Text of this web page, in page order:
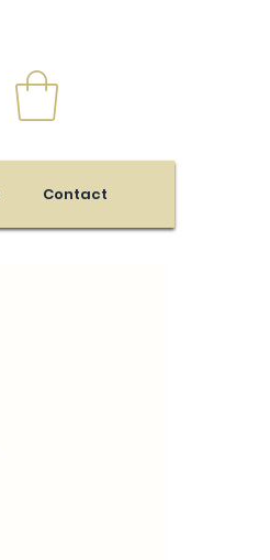
Contact